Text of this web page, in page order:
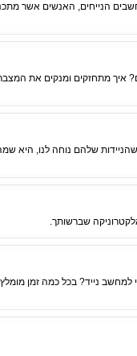
הנייחים, האנשים אשר
איך מתחזקים ומנקים את
שלהם נוחה לנו, היא
שברשותך.
נייד? בכל כמה זמן